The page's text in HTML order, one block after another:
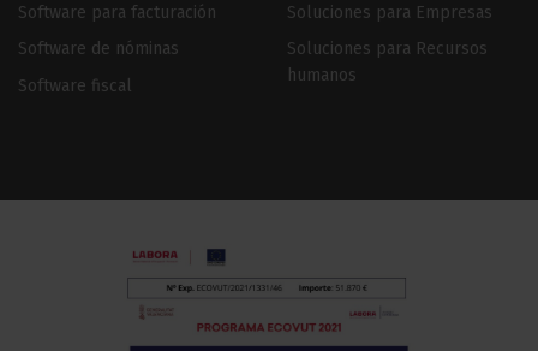
Software para facturación
Software de nóminas
Software fiscal
Soluciones para Empresas
Soluciones para Recursos
humanos